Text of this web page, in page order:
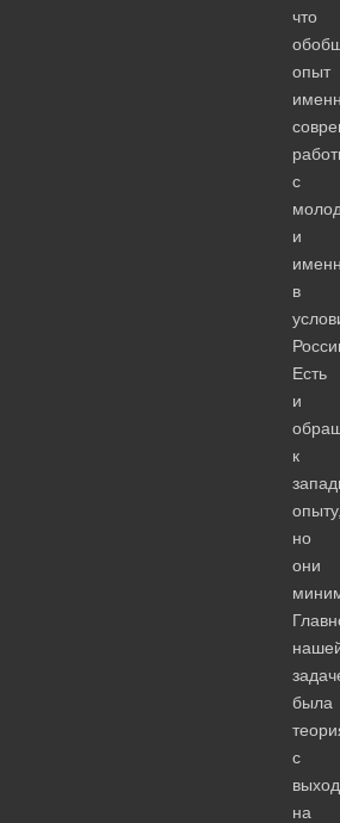
что
опыт
с
и
в
Есть
и
к
но
они
была
с
на